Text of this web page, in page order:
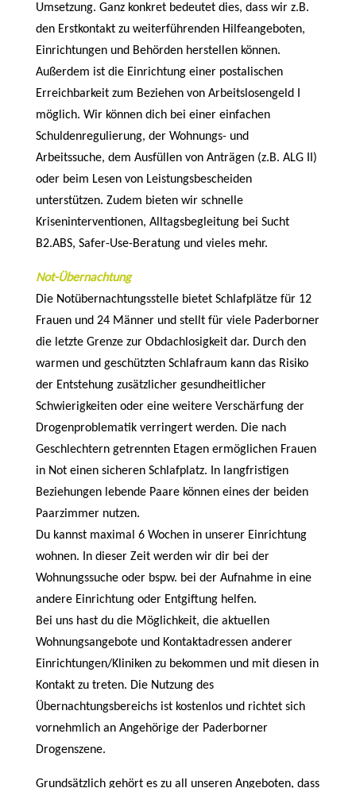
Umsetzung. Ganz konkret bedeutet dies, dass wir z.B.
den Erstkontakt zu weiterführenden Hilfeangeboten,
Einrichtungen und Behörden herstellen können.
Außerdem ist die Einrichtung einer postalischen
Erreichbarkeit zum Beziehen von Arbeitslosengeld I
möglich. Wir können dich bei einer einfachen
Schuldenregulierung, der Wohnungs- und
Arbeitssuche, dem Ausfüllen von Anträgen (z.B. ALG II)
oder beim Lesen von Leistungsbescheiden
unterstützen. Zudem bieten wir schnelle
Kriseninterventionen, Alltagsbegleitung bei Sucht
B2.ABS, Safer-Use-Beratung und vieles mehr.
Not-Übernachtung
Die Notübernachtungsstelle bietet Schlafplätze für 12
Frauen und 24 Männer und stellt für viele Paderborner
die letzte Grenze zur Obdachlosigkeit dar. Durch den
warmen und geschützten Schlafraum kann das Risiko
der Entstehung zusätzlicher gesundheitlicher
Schwierigkeiten oder eine weitere Verschärfung der
Drogenproblematik verringert werden. Die nach
Geschlechtern getrennten Etagen ermöglichen Frauen
in Not einen sicheren Schlafplatz. In langfristigen
Beziehungen lebende Paare können eines der beiden
Paarzimmer nutzen.
Du kannst maximal 6 Wochen in unserer Einrichtung
wohnen. In dieser Zeit werden wir dir bei der
Wohnungssuche oder bspw. bei der Aufnahme in eine
andere Einrichtung oder Entgiftung helfen.
Bei uns hast du die Möglichkeit, die aktuellen
Wohnungsangebote und Kontaktadressen anderer
Einrichtungen/Kliniken zu bekommen und mit diesen in
Kontakt zu treten. Die Nutzung des
Übernachtungsbereichs ist kostenlos und richtet sich
vornehmlich an Angehörige der Paderborner
Drogenszene.
Grundsätzlich gehört es zu all unseren Angeboten, dass